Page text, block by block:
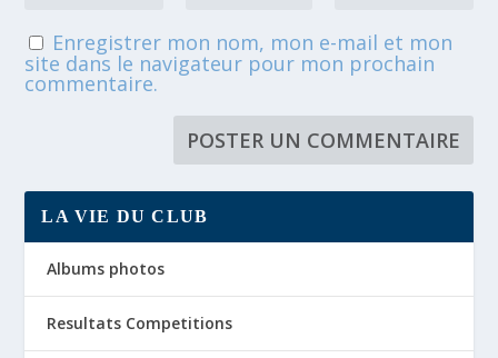
Enregistrer mon nom, mon e-mail et mon
site dans le navigateur pour mon prochain
commentaire.
LA VIE DU CLUB
Albums photos
Resultats Competitions